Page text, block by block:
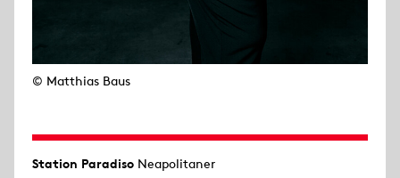
© Matthias Baus
Station Paradiso Neapolitaner